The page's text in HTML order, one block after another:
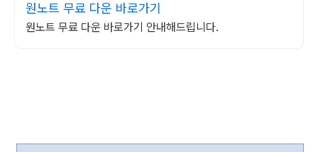
원노트 무료 다운 바로가기
원노트 무료 다운 바로가기 안내해드립니다.